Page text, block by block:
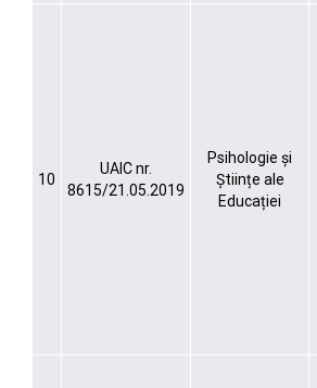
10
UAIC nr.
8615/21.05.2019
Psihologie și
Științe ale
Educației